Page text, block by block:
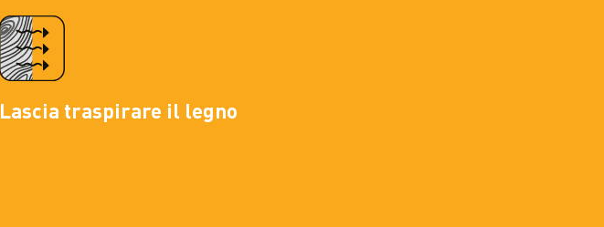
Lascia traspirare il legno